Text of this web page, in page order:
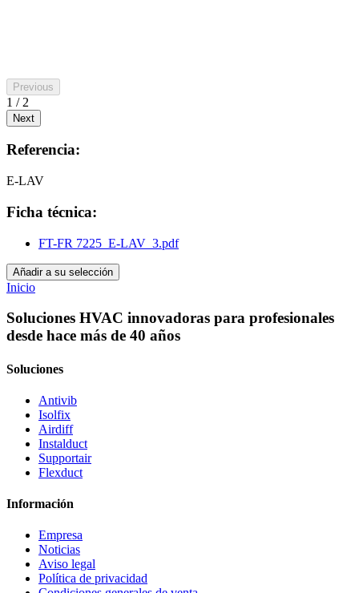
Previous
1 / 2
Next
Referencia:
E-LAV
Ficha técnica:
FT-FR 7225_E-LAV_3.pdf
Añadir a su selección
Inicio
Soluciones HVAC innovadoras para profesionales
desde hace más de 40 años
Soluciones
Antivib
Isolfix
Airdiff
Instalduct
Supportair
Flexduct
Información
Empresa
Noticias
Aviso legal
Política de privacidad